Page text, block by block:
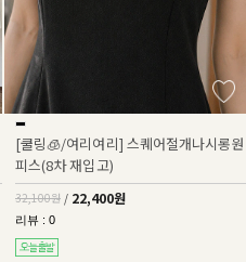
[쿨링🧊/여리여리] 스퀘어절개나시롱원
피스(8차 재입고)
32,100원 / 22,400원
리뷰 : 0